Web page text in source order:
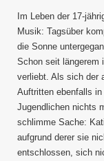
Im Leben der 17-
Musik: Tagsüber
die Sonne
Schon seit längerem
verliebt. Als sich der
Auftritten ebenfalls
Jugendlichen nichts
schlimme Sache:
aufgrund derer sie
entschlossen, sich